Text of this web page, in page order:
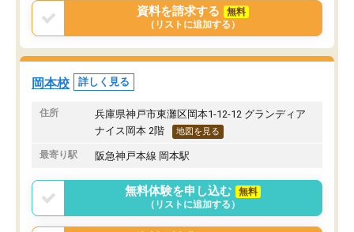
資料を請求する
無料
（リストに追加する）
岡本校 詳しく見る
住所
兵庫県神戸市東灘区岡本1-12-12 グランディア
ナイス岡本 2階
地図を見る
最寄り駅 阪急神戸本線 岡本駅
無料体験を申し込む
無料
（リストに追加する）